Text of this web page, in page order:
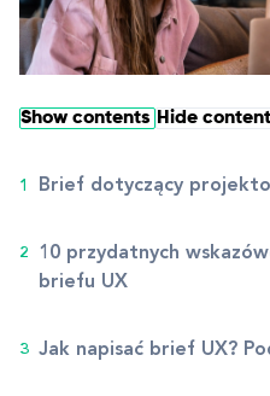
Show contents Hide
Brief dotyczący
10 przydatnych
briefu UX
Jak napisać brief UX?